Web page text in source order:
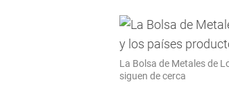
La Bolsa de Metales de
siguen de cerca